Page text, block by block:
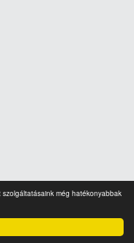
még hatékonyabbak